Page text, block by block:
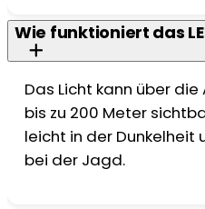
Wie funktioniert das
Das Licht kann über
bis zu 200 Meter
leicht in der Dunkelheit
bei der Jagd.